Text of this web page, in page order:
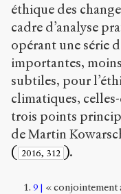
éthique des
cadre d’analyse
opérant une série
importantes,
subtiles, pour
climatiques,
trois points
de Martin
( 2016, 312 ).
9
« conjointement